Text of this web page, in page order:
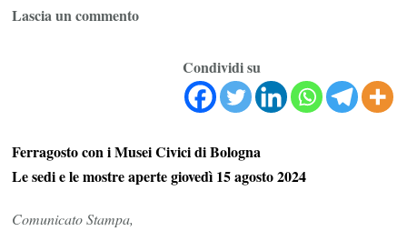
Lascia un commentosu
Civici
di
Condividi su
Ferragosto con i Musei Civici di Bologna
Le sedi e le mostre aperte giovedì 15 agosto 2024
Comunicato Stampa,